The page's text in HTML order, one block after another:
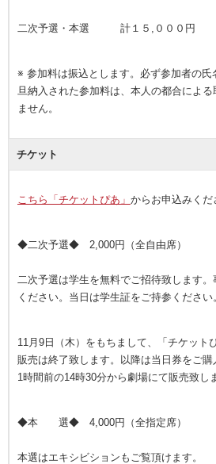
二次予選・本選 計１５,０００円
※ 参加料は振込とします。必ず参加者の氏
旦納入された参加料は、本人の都合によ
ません。
チケット
こちら「チケットぴあ」 からお申込みくだ
◆二次予選◆ 2,000円（全自由席）
二次予選は学生を無料でご招待致します
ください。当日は学生証をご持参ください
11月9日（木）をもちまして、「チケット
販売は終了致します。以降は当日券をご
1時間前の14時30分から劇場にて販売致し
◆本 選◆ 4,000円（全指定席）
本選はエキシビションもご覧頂けます。